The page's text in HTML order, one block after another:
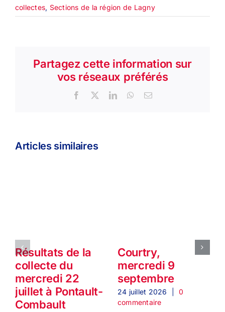
collectes, Sections de la région de Lagny
Partagez cette information sur
vos réseaux préférés
Facebook
X LinkedInWhatsApp
Email
Articles similaires
Résultats de la
collecte du
mercredi 22
juillet à Pontault-
Combault
Courtry,
mercredi 9
septembre
24 juillet 2026
0
commentaire